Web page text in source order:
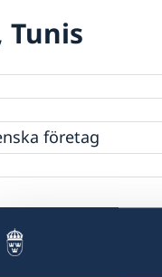
Tunis
företag
företag